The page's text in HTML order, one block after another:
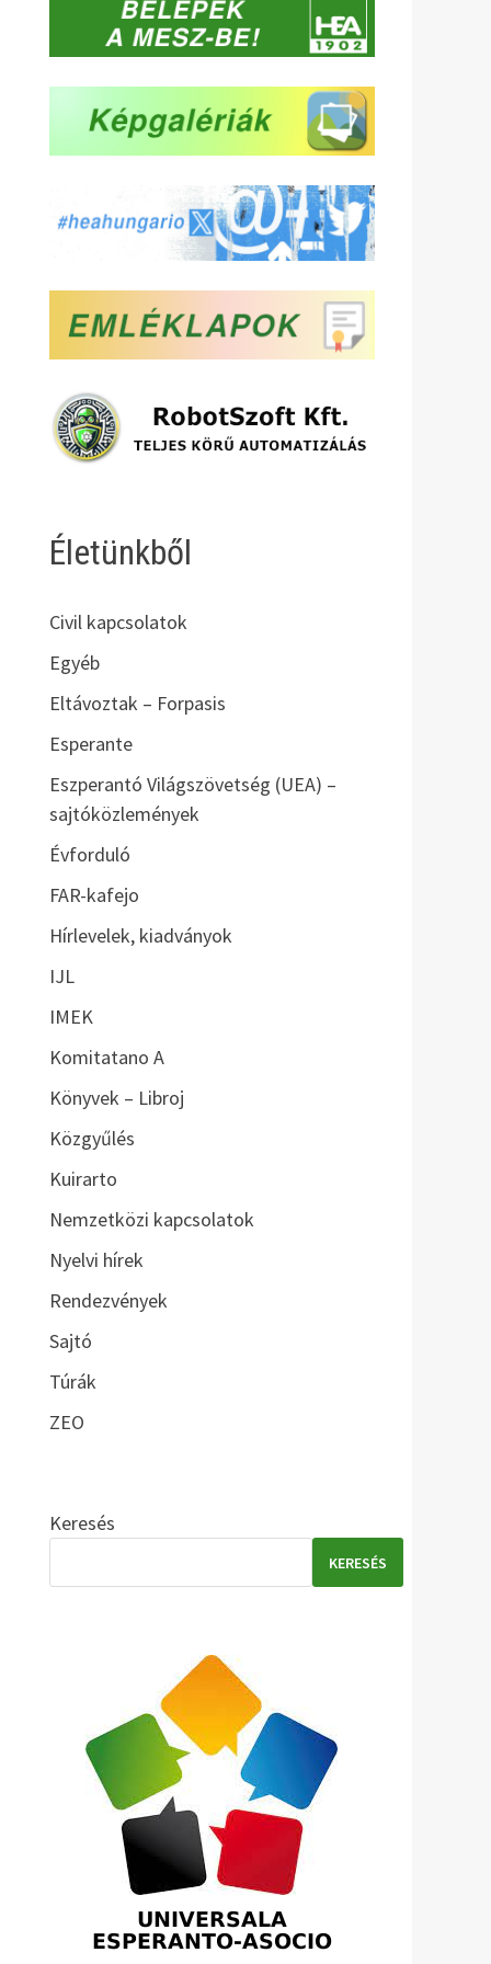
Életünkből
Civil kapcsolatok
Egyéb
Eltávoztak – Forpasis
Esperante
Eszperantó Világszövetség (UEA) –
sajtóközlemények
Évforduló
FAR-kafejo
Hírlevelek, kiadványok
IJL
IMEK
Komitatano A
Könyvek – Libroj
Közgyűlés
Kuirarto
Nemzetközi kapcsolatok
Nyelvi hírek
Rendezvények
Sajtó
Túrák
ZEO
Keresés
KERESÉS